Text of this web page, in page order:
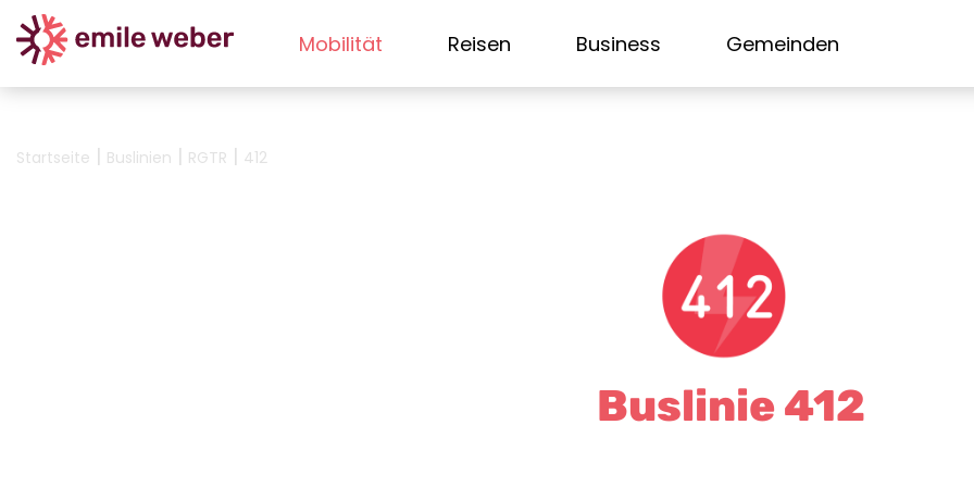
Mobilität Reisen Business Gemeinden
Startseite | Buslinien | RGTR | 412
Buslinie 412